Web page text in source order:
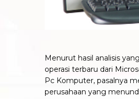
Menurut hasil analisis
operasi terbaru dari
Pc Komputer, pasalnya
perusahaan yang